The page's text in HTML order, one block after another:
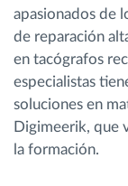
Descubrir
¿Cómo
actividad de
apasionados de
de reparación
en tacógrafos
especialistas
soluciones en
Digimeerik, que
la formación.